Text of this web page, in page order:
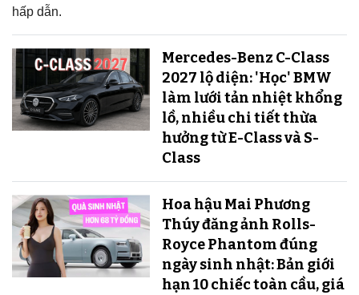
hấp dẫn.
Mercedes-Benz C-Class
2027 lộ diện: 'Học' BMW
làm lưới tản nhiệt khổng
lồ, nhiều chi tiết thừa
hưởng từ E-Class và S-
Class
Hoa hậu Mai Phương
Thúy đăng ảnh Rolls-
Royce Phantom đúng
ngày sinh nhật: Bản giới
hạn 10 chiếc toàn cầu, giá